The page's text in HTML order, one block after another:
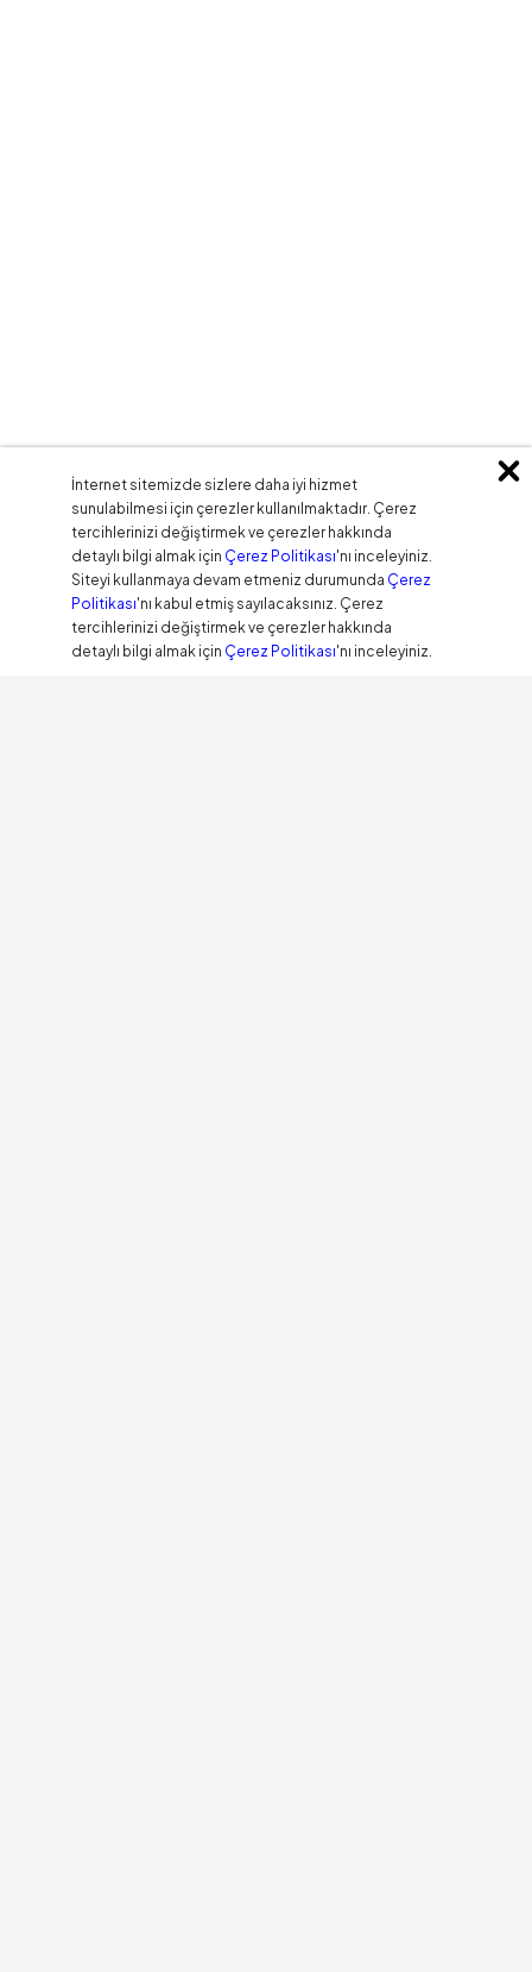
İnternet sitemizde sizlere daha iyi hizmet
sunulabilmesi için çerezler kullanılmaktadır. Çerez
tercihlerinizi değiştirmek ve çerezler hakkında
detaylı bilgi almak için Çerez Politikası'nı inceleyiniz.
Siteyi kullanmaya devam etmeniz durumunda Çerez
Politikası'nı kabul etmiş sayılacaksınız. Çerez
tercihlerinizi değiştirmek ve çerezler hakkında
detaylı bilgi almak için Çerez Politikası'nı inceleyiniz.